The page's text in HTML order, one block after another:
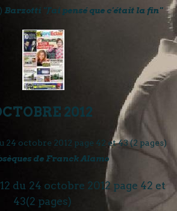
Barzotti "J'ai pensé que c'était la fin"
2012
24 octobre 2012 page 42 et 43 (2 pages)
de Franck Alamo